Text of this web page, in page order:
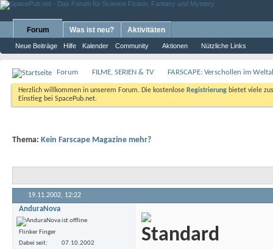
Forum
Neue Beiträge Hilfe Kalender Community Aktionen Nützliche Links
Was ist neu? Aktivitäten
Forum FILME, SERIEN & TV FARSCAPE: Verschollen im
Herzlich willkommen in unserem Forum. Die kostenlose Registrierung bietet viele
Einstieg bei SpacePub.net.
Thema: Kein Farscape Magazine mehr?
19.11.2002, 12:22
AnduraNova
Flinker Finger
Dabei seit
07.10.2002